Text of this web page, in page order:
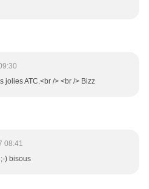
jolies ATC.<br /> <br /> Bizz
08:41
) bisous